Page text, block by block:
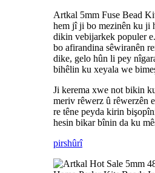
Artkal 5mm Fuse Bead
hem jî ji bo mezinên ku ji
dikin vebijarkek populer
bo afirandina sêwiranên
dike, gelo hûn li pey
bihêlin ku xeyala we
Ji kerema xwe not bikin
meriv rêwerz û rêwerzên
re têne peyda kirin
hesin bikar bînin da ku
pirshûrî